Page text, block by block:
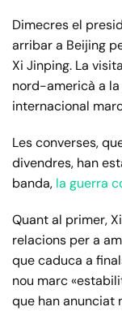
Dimecres el
arribar a Beijing
Xi Jinping. La
nord-americà a la
internacional
Les converses,
divendres, han
banda, la guerra
Quant al primer,
relacions per a
que caduca a
nou marc
que han anunciat